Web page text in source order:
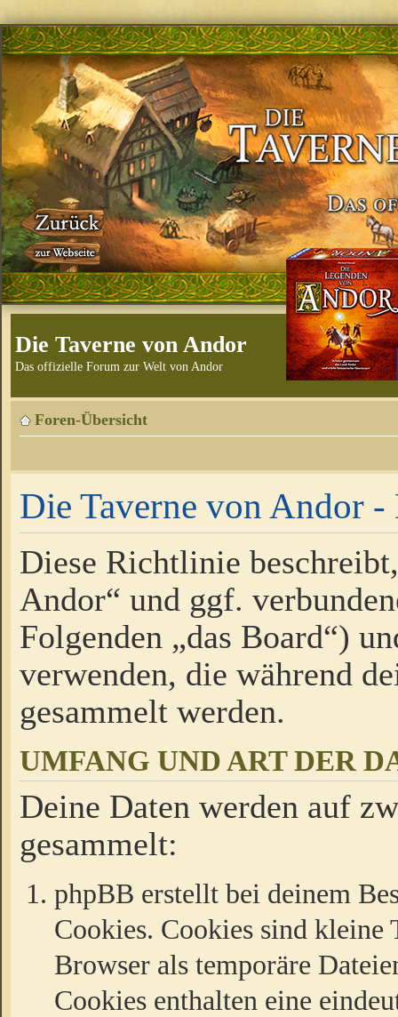
Die Taverne von Andor
Das offizielle Forum zur Welt von Andor
Foren-Übersicht
Die Taverne von Andor
Diese Richtlinie
Andor“ und ggf.
Folgenden „das Board“)
verwenden, die während
gesammelt werden.
UMFANG UND ART DER
Deine Daten werden auf
gesammelt:
phpBB erstellt bei deinem
Cookies. Cookies sind kleine
Browser als temporäre
Cookies enthalten eine